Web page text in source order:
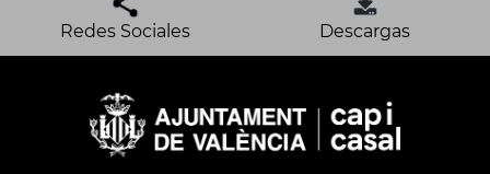
Redes Sociales Descargas